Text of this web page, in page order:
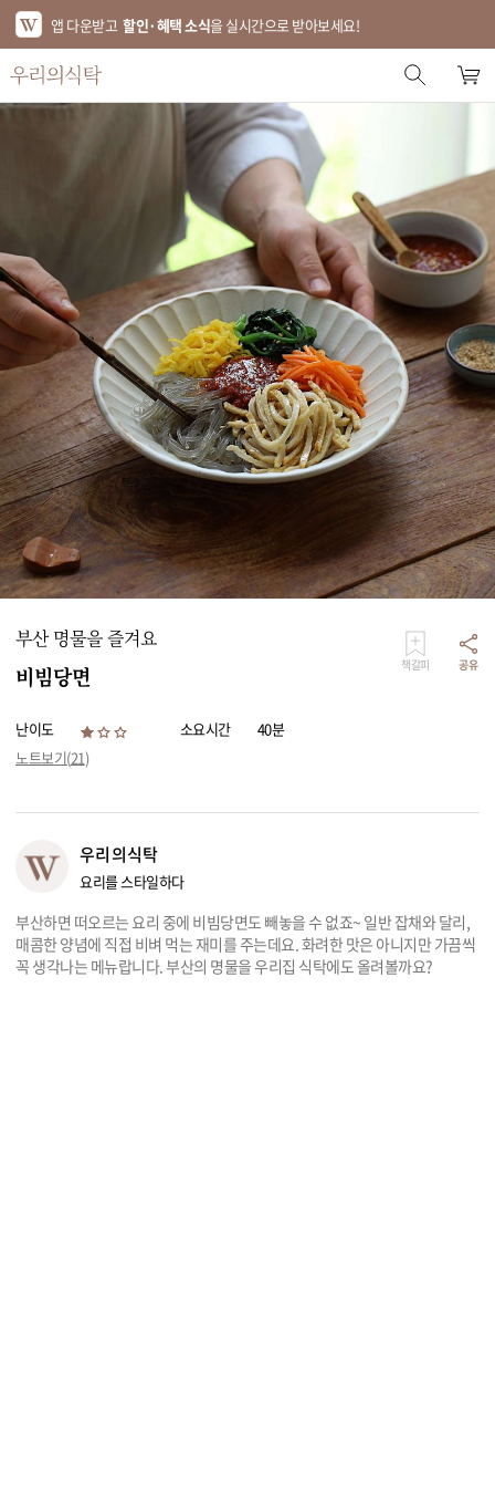
앱 다운받고 할인·혜택 소식을 실시간으로 받아보세요!
스토어 홈
에디터 추천
한정특가
베스트
신상품
기획전
브랜드
푸드
키친
가전
부산 명물을 즐겨요
비빔당면 책갈피 공유
난이도 소요시간
40분
노트보기(21)
우리의식탁
요리를 스타일하다
부산하면 떠오르는 요리 중에 비빔당면도 빼놓을 수 없죠~ 일반 잡채와 달리,
매콤한 양념에 직접 비벼 먹는 재미를 주는데요. 화려한 맛은 아니지만 가끔씩
꼭 생각나는 메뉴랍니다. 부산의 명물을 우리집 식탁에도 올려볼까요?